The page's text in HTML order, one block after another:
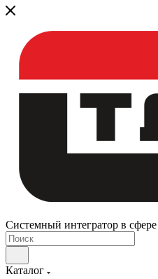
Системный интегратор в
Каталог